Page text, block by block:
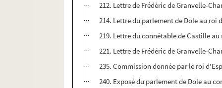
212. Lettre de Frédéric de Granvelle-
214. Lettre du parlement de Dole au roi
219. Lettre du connétable de Castille
221. Lettre de Frédéric de Granvelle-
235. Commission donnée par le roi
240. Exposé du parlement de Dole au